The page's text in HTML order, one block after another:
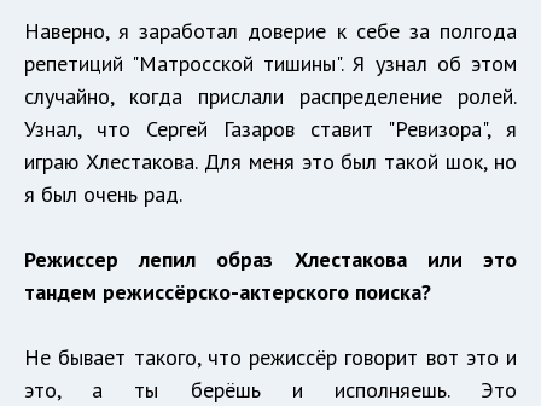
Наверно, я заработал доверие к себе за полгода
репетиций "Матросской тишины". Я узнал об этом
случайно, когда прислали распределение ролей.
Узнал, что Сергей Газаров ставит "Ревизора", я
играю Хлестакова. Для меня это был такой шок, но
я был очень рад.
Режиссер лепил образ Хлестакова или это
тандем режиссёрско-актерского поиска?
Не бывает такого, что режиссёр говорит вот это и
это, а ты берёшь и исполняешь. Это